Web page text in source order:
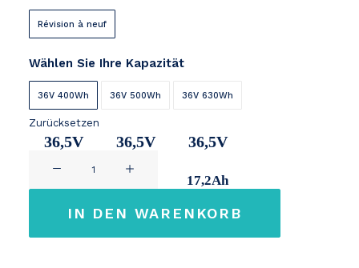
Révision à neuf
Wählen Sie Ihre Kapazität
36V 400Wh
36,5V
36V 500Wh
36,5V
36V 630Wh
36,5V
17,2Ah
Zurücksetzen
IN DEN WARENKORB